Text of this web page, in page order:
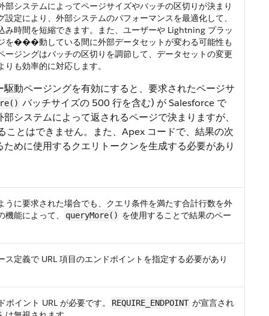
部システムによってページサイズやバッチの区切りが決まり
定により、外部システムのパフォーマンスを最適化して、
み時間を短縮できます。また、ユーザーや Lightning プラッ
を���動している間に外部データセットが変わる可能性も
ージングはバッチの区切りを調節して、データセットの変更
も効率的に対応します。
動ページングを有効にすると、要求されたページサ
バッチサイズの 500 行を含む) が Salesforce で
システムによって返されるページで決まりますが、
ことはできません。また、Apex コードで、結果の次
めに使用するクエリトークンを生成する必要があり
うに要求された場合でも、クエリ条件を満たす合計行数を外
能によって、
queryMore() を使用することで結果のペー
定義で URL 項目のエンドポイントを指定する必要があり
イント URL が必要です。 REQUIRE_ENDPOINT が宣言され